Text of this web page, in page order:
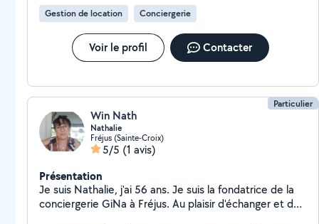
Gestion de location Conciergerie
Voir le profil Contacter
Particulier
Win Nath
Nathalie
Fréjus (Sainte-Croix)
5/5 (1 avis)
Présentation
Je suis Nathalie, j'ai 56 ans. Je suis la fondatrice de la
conciergerie GiNa à Fréjus. Au plaisir d'échanger et de